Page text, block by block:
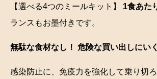
【選べる4つのミールキット】 1食あた
ランスもお墨付きです。
無駄な食材なし！ 危険な買い出しにい
感染防止に、免疫力を強化して乗り切ろ